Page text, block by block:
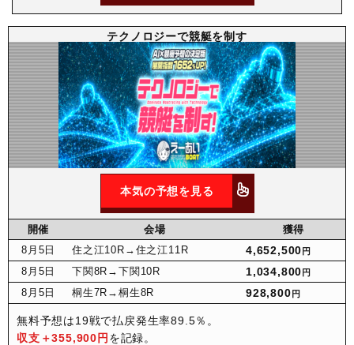
テクノロジーで競艇を制す
本気の予想を見る
開催 会場
獲得
8月 5日 住之江10R →住之江11R 4,652,500 円
8月 5日 下関8R →下関10R 1,034,800 円
8月 5日 桐生7R →桐生8R 928,800 円
無料予想は19戦で払戻発生率89.5％。
収支＋355,900円 を記録。